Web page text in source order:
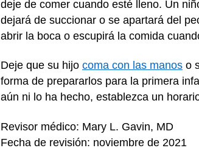
deje de comer cuando esté lleno. Un
dejará de succionar o se apartará del
abrir la boca o escupirá la comida
Deje que su hijo coma con las manos o
forma de prepararlos para la primera
aún ni lo ha hecho, establezca un
Revisor médico: Mary L. Gavin, MD
Fecha de revisión: noviembre de 2021